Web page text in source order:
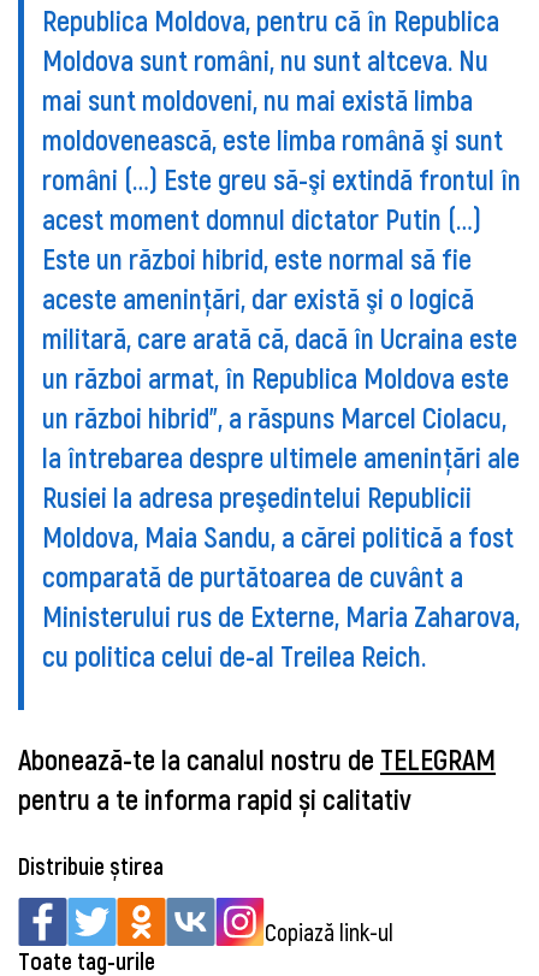
Republica Moldova, pentru că în Republica
Moldova sunt români, nu sunt altceva. Nu
mai sunt moldoveni, nu mai există limba
moldovenească, este limba română şi sunt
români (…) Este greu să-şi extindă frontul în
acest moment domnul dictator Putin (…)
Este un război hibrid, este normal să fie
aceste ameninţări, dar există şi o logică
militară, care arată că, dacă în Ucraina este
un război armat, în Republica Moldova este
un război hibrid", a răspuns Marcel Ciolacu,
la întrebarea despre ultimele ameninţări ale
Rusiei la adresa preşedintelui Republicii
Moldova, Maia Sandu, a cărei politică a fost
comparată de purtătoarea de cuvânt a
Ministerului rus de Externe, Maria Zaharova,
cu politica celui de-al Treilea Reich.
Abonează-te la canalul nostru de TELEGRAM
pentru a te informa rapid și calitativ
Distribuie știrea
Copiază link-ul
Toate tag-urile